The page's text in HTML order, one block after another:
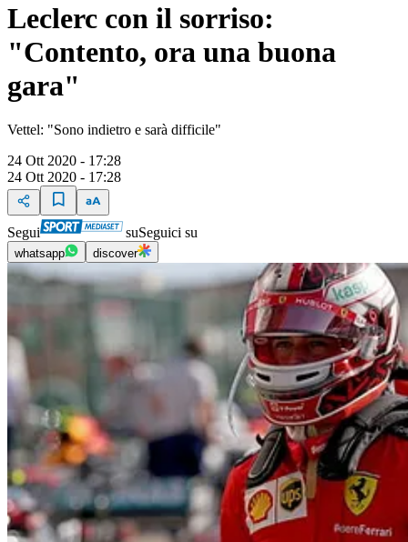
Leclerc con il sorriso:
"Contento, ora una buona
gara"
Vettel: "Sono indietro e sarà difficile"
24 Ott 2020 - 17:28
24 Ott 2020 - 17:28
Segui suSeguici su
whatsapp discover